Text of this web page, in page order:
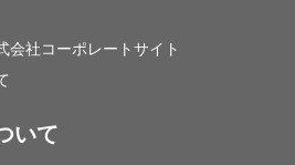
会社コーポレートサイト
いて